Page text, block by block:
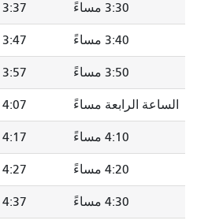
3:30 مساءً 3:37 مساءً
3:40 مساءً 3:47 مساءً
3:50 مساءً 3:57 مساءً
الساعة الرابعة مساءً 4:07 مساءً
4:10 مساءً 4:17 مساءً
4:20 مساءً 4:27 مساءً
4:30 مساءً 4:37 مساءً